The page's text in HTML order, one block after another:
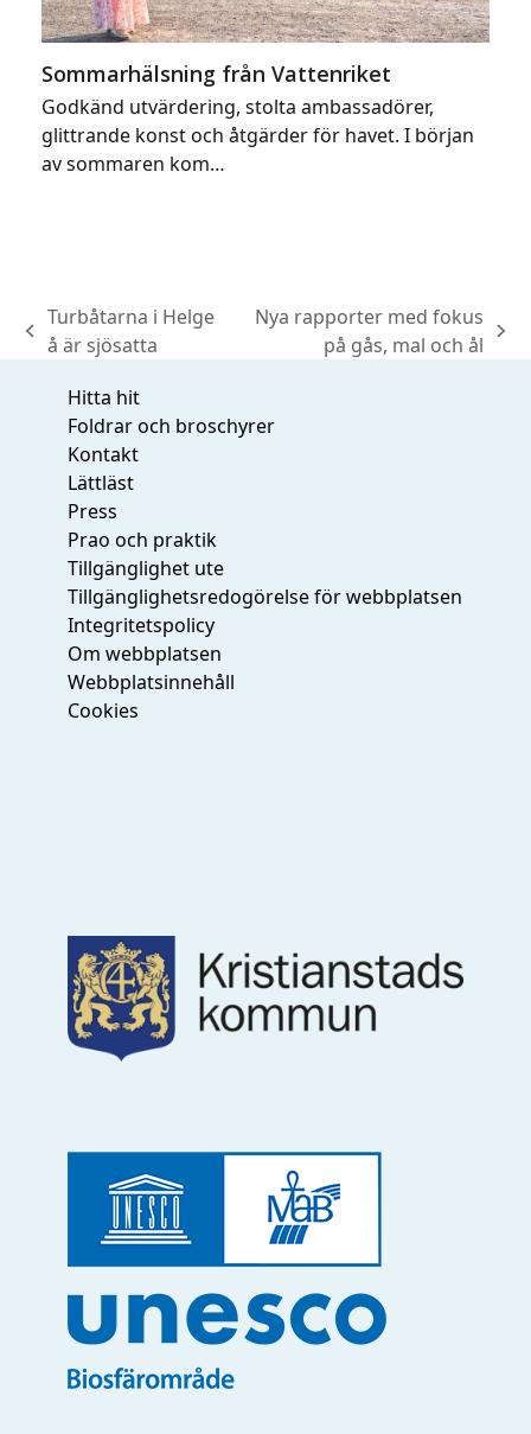
Sommarhälsning från Vattenriket
Godkänd utvärdering, stolta ambassadörer,
glittrande konst och åtgärder för havet. I början
av sommaren kom…
previous
Turbåtarna i Helge
å är sjösatta
Nya rapporter med fokus
på gås, mal och ål
Hitta hit
Foldrar och broschyrer
Kontakt
Lättläst
Press
Prao och praktik
Tillgänglighet ute
Tillgänglighetsredogörelse för webbplatsen
Integritetspolicy
Om webbplatsen
Webbplatsinnehåll
Cookies